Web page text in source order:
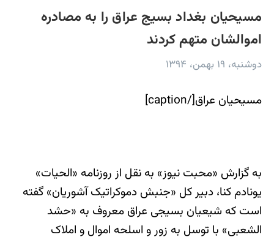
مسیحیان بغداد بسیج عراق را به مصادره
اموالشان متهم کردند
دوشنبه، ۱۹ بهمن، ۱۳۹۴
مسیحیان عراق[/caption]
به گزارش «محبت نیوز» به نقل از روزنامه «الحیات»
یونادم کنا، دبیر کل «جنبش دموکراتیک آشوریان» گفته
است که شیعیان بسیجی عراق معروف به «حشد
الشعبی» با توسل به زور و اسلحه اموال و املاک